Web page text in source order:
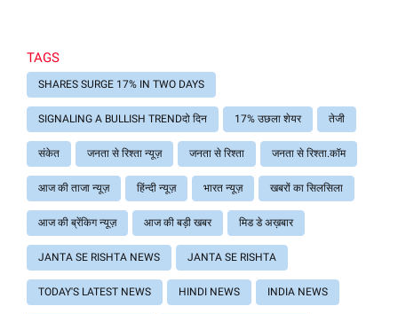
TAGS
SHARES SURGE 17% IN TWO DAYS
SIGNALING A BULLISH TRENDदो दिन 17% उछला शेयर तेजी
संकेत जनता से रिश्ता न्यूज़ जनता से रिश्ता जनता से रिश्ता.कॉम
आज की ताजा न्यूज़ हिंन्दी न्यूज़ भारत न्यूज़ खबरों का सिलसिला
आज की ब्रेंकिग न्यूज़ आज की बड़ी खबर मिड डे अख़बार
JANTA SE RISHTA NEWS JANTA SE RISHTA
TODAY'S LATEST NEWS HINDI NEWS INDIA NEWS